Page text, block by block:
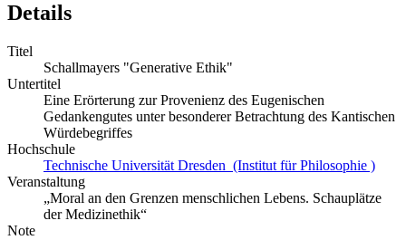
Details
Titel
Schallmayers "Generative Ethik"
Untertitel
Eine Erörterung zur Provenienz des Eugenischen
Gedankengutes unter besonderer Betrachtung des Kantischen
Würdebegriffes
Hochschule
Technische Universität Dresden (Institut für Philosophie )
Veranstaltung
„Moral an den Grenzen menschlichen Lebens. Schauplätze
der Medizinethik“
Note